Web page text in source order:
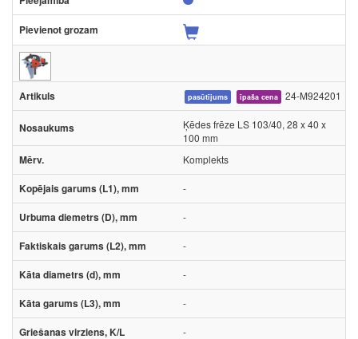
pasūtījums īpaša cena 24-M924201
Ķēdes frēze LS 103/40, 28 x 40 x
100 mm
Komplekts
-
-
-
-
-
-